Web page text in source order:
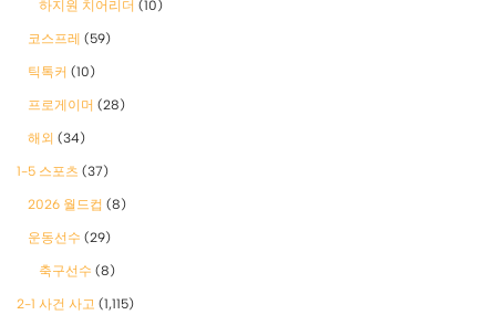
하지원 치어리더 (10)
코스프레 (59)
틱톡커 (10)
프로게이머 (28)
해외 (34)
1-5 스포츠 (37)
2026 월드컵 (8)
운동선수 (29)
축구선수 (8)
2-1 사건 사고 (1,115)